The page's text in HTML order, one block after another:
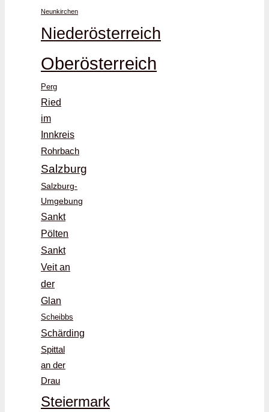
Neunkirchen
Niederösterreich
Oberösterreich
Perg
Ried
im
Innkreis
Rohrbach
Salzburg
Salzburg-
Umgebung
Sankt
Pölten
Sankt
Veit an
der
Glan
Scheibbs
Schärding
Spittal
an der
Drau
Steiermark